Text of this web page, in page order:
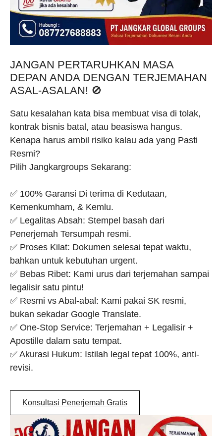
JANGAN PERTARUHKAN MASA
DEPAN ANDA DENGAN TERJEMAHAN
ASAL-ASALAN! 🚫
Satu kesalahan kata bisa membuat visa di tolak,
kontrak bisnis batal, atau beasiswa hangus.
Kenapa harus ambil risiko kalau ada yang Pasti
Resmi?
Pilih Jangkargroups Sekarang:
✅ 100% Garansi Di terima di Kedutaan,
Kemenkumham, & Kemlu.
✅ Legalitas Absah: Stempel basah dari
Penerjemah Tersumpah resmi.
✅ Proses Kilat: Dokumen selesai tepat waktu,
bahkan untuk kebutuhan urgent.
✅ Bebas Ribet: Kami urus dari terjemahan sampai
legalisir satu pintu!
✅ Resmi vs Abal-abal: Kami pakai SK resmi,
bukan sekadar Google Translate.
✅ One-Stop Service: Terjemahan + Legalisir +
Apostille dalam satu tempat.
✅ Akurasi Hukum: Istilah legal tepat 100%, anti-
revisi.
Konsultasi Penerjemah Gratis